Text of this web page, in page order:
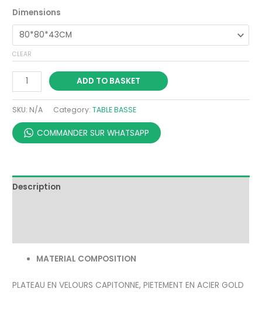
Dimensions
CLEAR
ADD TO BASKET
SKU: N/A Category:TABLE BASSE
COMMANDER SUR WHATSAPP
Description
MATERIAL COMPOSITION
PLATEAU EN VELOURS CAPITONNE, PIETEMENT EN ACIER GOLD